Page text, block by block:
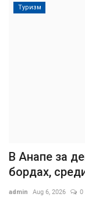
Туризм
В Анапе за
бордах,
admin Aug 6, 2026 0